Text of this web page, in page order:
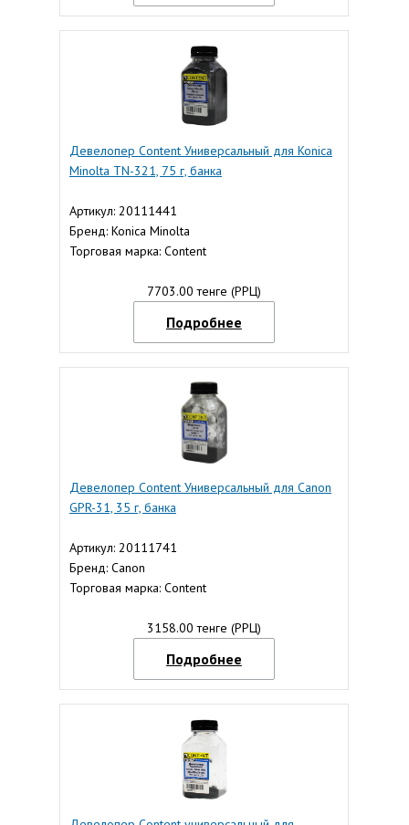
Девелопер Content Универсальный для Konica
Minolta TN-321, 75 г, банка
Артикул: 20111441
Бренд: Konica Minolta
Торговая марка: Content
7703.00 тенге (РРЦ)
Подробнее
Девелопер Content Универсальный для Canon
GPR-31, 35 г, банка
Артикул: 20111741
Бренд: Canon
Торговая марка: Content
3158.00 тенге (РРЦ)
Подробнее